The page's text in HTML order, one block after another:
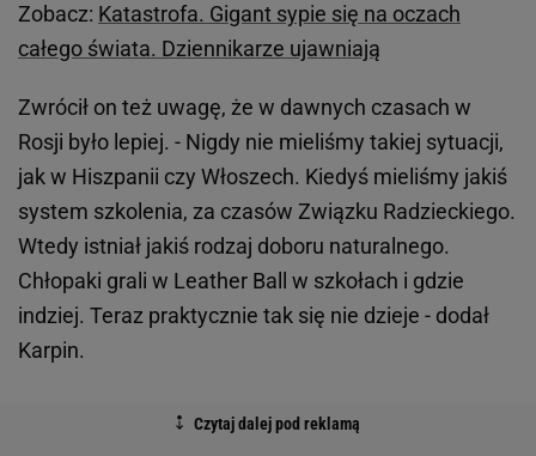
Zobacz: Katastrofa. Gigant sypie się na oczach
całego świata. Dziennikarze ujawniają
Zwrócił on też uwagę, że w dawnych czasach w
Rosji było lepiej. - Nigdy nie mieliśmy takiej sytuacji,
jak w Hiszpanii czy Włoszech. Kiedyś mieliśmy jakiś
system szkolenia, za czasów Związku Radzieckiego.
Wtedy istniał jakiś rodzaj doboru naturalnego.
Chłopaki grali w Leather Ball w szkołach i gdzie
indziej. Teraz praktycznie tak się nie dzieje - dodał
Karpin.